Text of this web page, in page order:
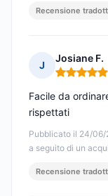
Recensione
J
Josiane F.
Nota: 5 su 5
Pubblicato il 24/06/
a seguito di un
Facile da
rispettati
Recensione